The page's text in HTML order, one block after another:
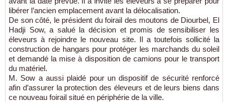
libérer l’ancien emplacement avant la délocalisation.
De son côté, le président du foirail des moutons de Diourbel, El
Hadji Sow, a salué la décision et promis de sensibiliser les
éleveurs à rejoindre le nouveau site. Il a toutefois sollicité la
construction de hangars pour protéger les marchands du soleil
et demandé la mise à disposition de camions pour le transport
du matériel.
M. Sow a aussi plaidé pour un dispositif de sécurité renforcé
afin d’assurer la protection des éleveurs et de leurs biens dans
ce nouveau foirail situé en périphérie de la ville.